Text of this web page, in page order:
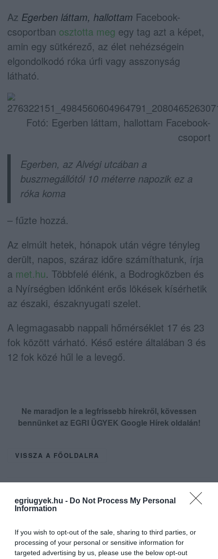
egriugyek.hu - Do Not Process My Personal
Information
If you wish to opt-out of the sale, sharing to third parties, or
processing of your personal or sensitive information for
targeted advertising by us, please use the below opt-out
Az Egerben láttam, hallottam Facebook-
csoportban osztotta meg egy tag azt a képet,
amin egy sütkérező, az élet nehézségein
elgondolkodó róka úrfi vagy asszonyság
látható.
Fotó: Egerben láttam, hallottam Facebook-
csoport
Egerben, az Alvégi utcában a
buszmegállótól 10 méterre napozik ez a
róka koma
– fűzte hozzá.
Az elmúlt hetek, hónapok után végre tényleg
derült, napos, száraz időre számíthatunk, írja
a met.hu. Többfelé élénk, a Bodrogközben és
a Nyírségben időnként erős lökések kísérhetik
az északi, északnyugati szelet.
A legmagasabb nappali hőmérséklet 17 és 23
fok között várható. Késő estére általában 3 és
12 fok közé hűl le a levegő.
Ne maradjon le a legfrissebb hírekről, kövessen
bennünket az EGRI ÜGYEK Google Hírek oldalán!
VISSZA A FŐOLDALRA
Legfrissebb híreink